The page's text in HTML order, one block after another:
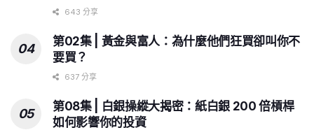
643 分享
第02集 | 黃金與富人：為什麼他們狂買卻叫你不
要買？
637 分享
第08集 | 白銀操縱大揭密：紙白銀 200 倍槓桿
如何影響你的投資